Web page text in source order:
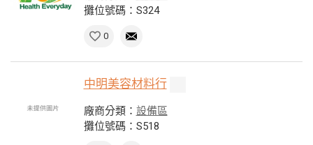
攤位號碼：S324
0
中明美容材料行
廠商分類： 設備區
攤位號碼：S518